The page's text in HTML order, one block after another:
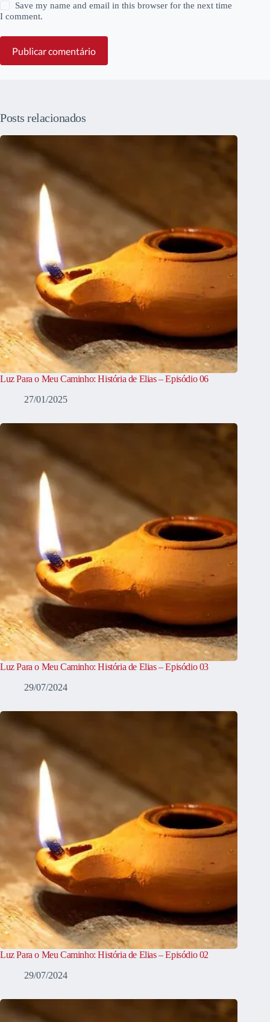
Save my name and email in this browser for the next time
I comment.
Publicar comentário
Posts relacionados
Luz Para o Meu Caminho: História de Elias – Episódio 06
27/01/2025
Luz Para o Meu Caminho: História de Elias – Episódio 03
29/07/2024
Luz Para o Meu Caminho: História de Elias – Episódio 02
29/07/2024